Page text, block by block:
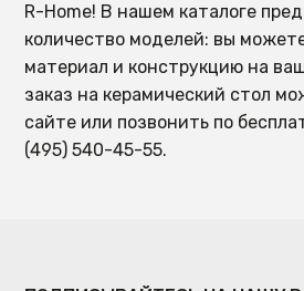
R-Home! В нашем каталоге
количество моделей: вы
материал и конструкцию на
заказ на керамический стол
сайте или позвонить по
(495) 540-45-55.